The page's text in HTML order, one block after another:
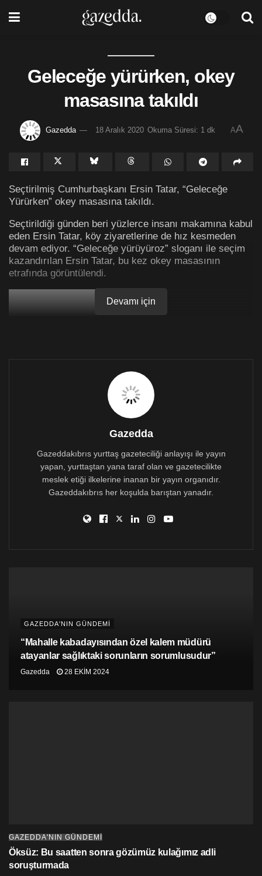
Geleceğe yürürken, okey
masasına takıldı
Gazedda 18 Aralık 2020 Okuma Süresi: 1 dk AA
Seçtirilmiş Cumhurbaşkanı Ersin Tatar, “Geleceğe
Yürürken” okey masasına takıldı.
Seçtirildiği günden beri yüzlerce insanı makamına kabul
eden Ersin Tatar, köy ziyaretlerine de hız kesmeden
devam ediyor. “Geleceğe yürüyüroz” sloganı ile seçim
kazandırılan Ersin Tatar, bu kez okey masasının
etrafında görüntülendi.
Kişisel sosyal medya hesabından fotoğraf paylaşan
Tatar, okey oynayan vatandaşların olduğu kahveye
giderek vatandaşların hatırlarını sordu.
Ersin Tatar’ı langırt masasına da bekliyoruz.
Devamı için
Gazedda
Gazeddakıbrıs yurttaş gazeteciliği anlayışı ile yayın
yapan, yurttaştan yana taraf olan ve gazetecilikte
meslek etiği ilkelerine inanan bir yayın organıdır.
Gazeddakıbrıs her koşulda barıştan yanadır.
GAZEDDA'NIN GÜNDEMİ
“Mahalle kabadayısından özel kalem müdürü
atayanlar sağlıktaki sorunların sorumlusudur”
Gazedda 28 EKIM 2024
GAZEDDA'NIN GÜNDEMİ
Öksüz: Bu saatten sonra gözümüz kulağımız adli
soruşturmada